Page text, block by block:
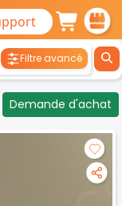
Filtre avancé
Demande d'achat